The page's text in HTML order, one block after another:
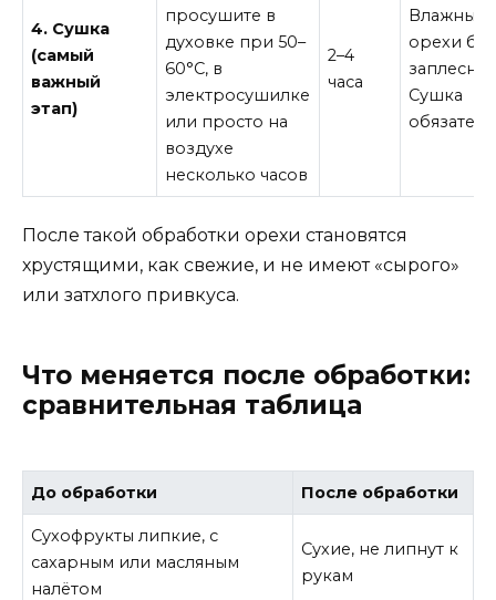
4. Сушка
(самый
важный
этап)
просушите в
духовке при 50–
60°C, в
электросушилке
или просто на
воздухе
несколько часов
2–4
часа
Влажные
орехи
Сушка
После такой обработки орехи становятся
хрустящими, как свежие, и не имеют «сырого»
или затхлого привкуса.
Что меняется после обработки:
сравнительная таблица
До обработки После обработки
Сухофрукты липкие, с
сахарным или масляным
налётом
Сухие, не липнут к
рукам